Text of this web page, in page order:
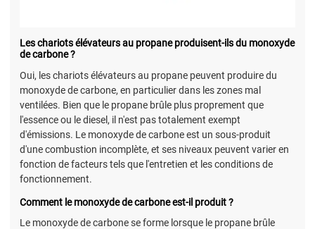
Les chariots élévateurs au propane produisent-ils du monoxyde
de carbone ?
Oui, les chariots élévateurs au propane peuvent produire du
monoxyde de carbone, en particulier dans les zones mal
ventilées. Bien que le propane brûle plus proprement que
l'essence ou le diesel, il n'est pas totalement exempt
d'émissions. Le monoxyde de carbone est un sous-produit
d'une combustion incomplète, et ses niveaux peuvent varier en
fonction de facteurs tels que l'entretien et les conditions de
fonctionnement.
Comment le monoxyde de carbone est-il produit ?
Le monoxyde de carbone se forme lorsque le propane brûle